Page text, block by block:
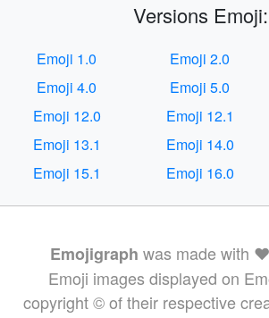
Versions Emoji:
Emoji 1.0 Emoji 2.0
Emoji 4.0
Emoji 5.0
Emoji 12.0
Emoji 12.1
Emoji 13.1
Emoji 14.0
Emoji 15.1
Emoji 16.0
Emojigraph was made with
Emoji images displayed on
copyright © of their respective